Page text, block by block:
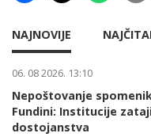
NAJNOVIJE
06. 08 2026. 13:10
Nepoštovanje
Fundini: Institucije
dostojanstva